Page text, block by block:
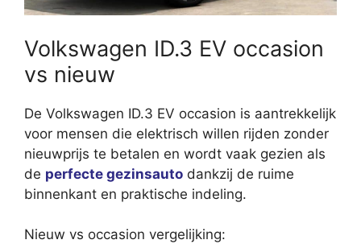
Volkswagen ID.3 EV occasion
vs nieuw
De Volkswagen ID.3 EV occasion is aantrekkelijk
voor mensen die elektrisch willen rijden zonder
nieuwprijs te betalen en wordt vaak gezien als
de perfecte gezinsauto dankzij de ruime
binnenkant en praktische indeling.
Nieuw vs occasion vergelijking: